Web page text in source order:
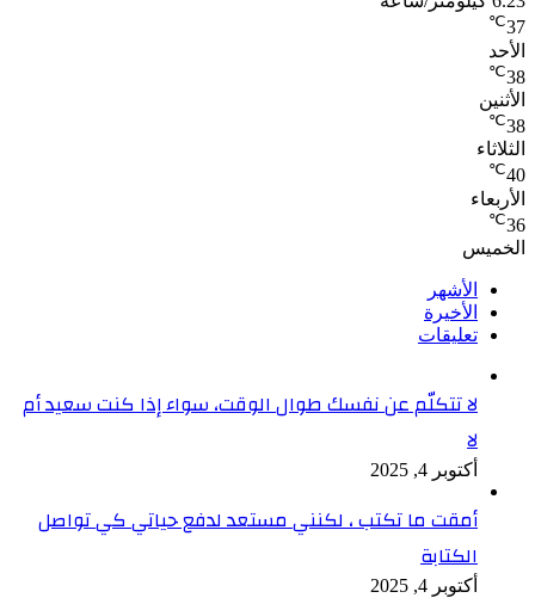
37
℃
الأحد
38
℃
الأثنين
38
℃
الثلاثاء
40
℃
الأربعاء
36
℃
الخميس
الأشهر
الأخيرة
تعليقات
لا تتكلّم عن نفسك طوال الوقت، سواء إذا كنت سعيد أم
لا
أكتوبر 4, 2025
أمقت ما تكتب ، لكنني مستعد لدفع حياتي كي تواصل
الكتابة
أكتوبر 4, 2025